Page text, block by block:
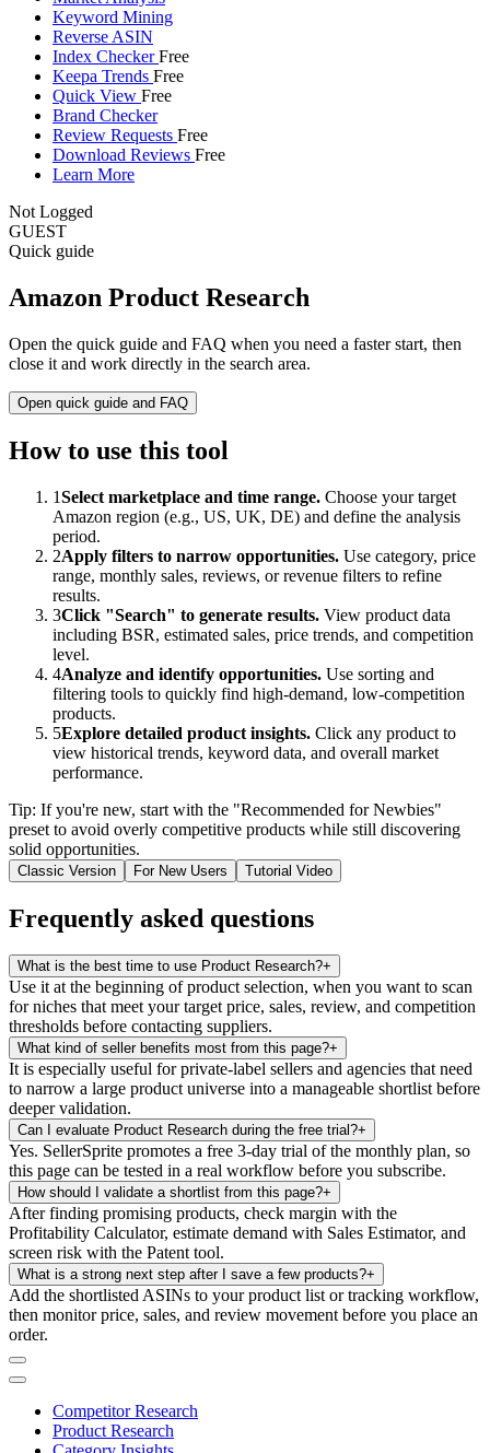
Keyword Mining
Reverse ASIN
Index CheckerFree
Keepa Trends Free
Quick View Free
Brand Checker
Review Requests Free
Download Reviews Free
Learn More
Not Logged
GUEST
Quick guide
Amazon Product Research
Open the quick guide and FAQ when you need a faster start, then
close it and work directly in the search area.
Open quick guide and FAQ
How to use this tool
1Select marketplace and time range. Choose your target
Amazon region (e.g., US, UK, DE) and define the analysis
period.
2Apply filters to narrow opportunities. Use category, price
range, monthly sales, reviews, or revenue filters to refine
results.
3Click "Search" to generate results. View product data
including BSR, estimated sales, price trends, and competition
level.
4Analyze and identify opportunities. Use sorting and
filtering tools to quickly find high-demand, low-competition
products.
5Explore detailed product insights. Click any product to
view historical trends, keyword data, and overall market
performance.
Tip: If you're new, start with the "Recommended for Newbies"
preset to avoid overly competitive products while still discovering
solid opportunities.
Classic Version For New Users Tutorial Video
Frequently asked questions
What is the best time to use Product Research?+
Use it at the beginning of product selection, when you want to scan
for niches that meet your target price, sales, review, and competition
thresholds before contacting suppliers.
What kind of seller benefits most from this page?+
It is especially useful for private-label sellers and agencies that need
to narrow a large product universe into a manageable shortlist before
deeper validation.
Can I evaluate Product Research during the free trial?+
Yes. SellerSprite promotes a free 3-day trial of the monthly plan, so
this page can be tested in a real workflow before you subscribe.
How should I validate a shortlist from this page?+
After finding promising products, check margin with the
Profitability Calculator, estimate demand with Sales Estimator, and
screen risk with the Patent tool.
What is a strong next step after I save a few products?+
Add the shortlisted ASINs to your product list or tracking workflow,
then monitor price, sales, and review movement before you place an
order.
Competitor Research
Product Research